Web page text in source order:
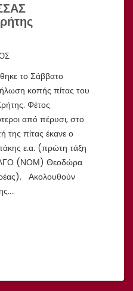
το Σάββατο
κοπής πίτας του
Φέτος
από πέρυσι, στο
πίτας έκανε ο
ε.α. (πρώτη τάξη
(ΝΟΜ) Θεοδώρα
Ακολουθούν